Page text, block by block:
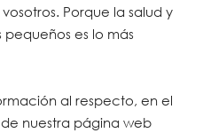
Porque la salud y
es lo más
al respecto, en el
nuestra página web